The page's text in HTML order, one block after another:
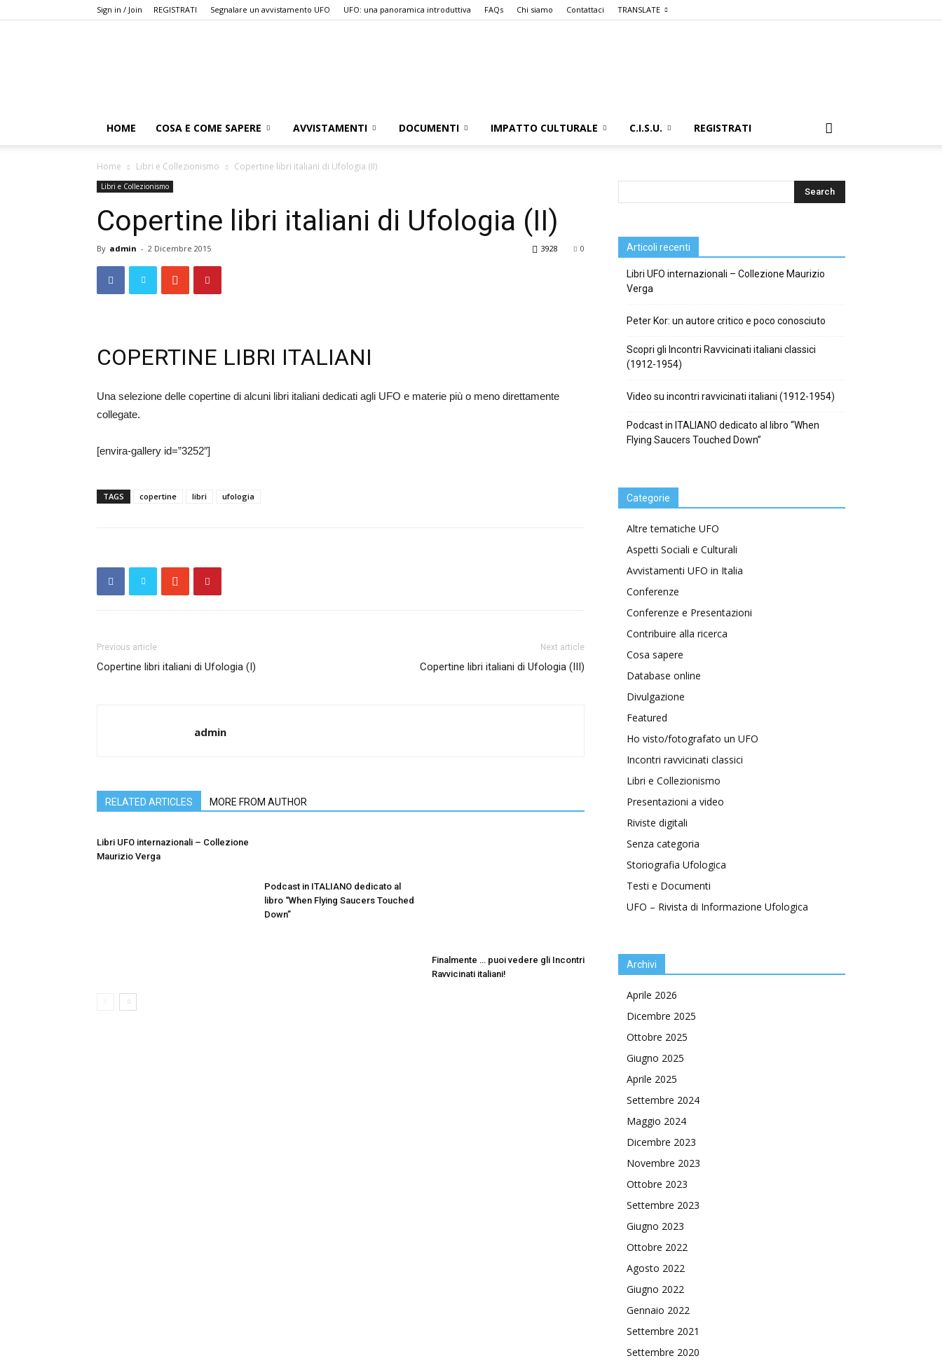
Sign in / Join REGISTRATI Segnalare un avvistamento UFO UFO: una panoramica introduttiva FAQs Chi siamo Contattaci TRANSLATE
HOME COSA E COME SAPERE AVVISTAMENTI DOCUMENTI IMPATTO CULTURALE C.I.S.U. REGISTRATI
Home Libri e Collezionismo Copertine libri italiani di Ufologia (II)
Libri e Collezionismo
Copertine libri italiani di Ufologia (II)
By admin - 2 Dicembre 2015 0
3928
COPERTINE LIBRI ITALIANI
Una selezione delle copertine di alcuni libri italiani dedicati agli UFO e materie più o meno direttamente
collegate.
[envira-gallery id=”3252″]
TAGS copertine libri ufologia
Previous article
Copertine libri italiani di Ufologia (I)
Next article
Copertine libri italiani di Ufologia (III)
admin
RELATED ARTICLES MORE FROM AUTHOR
Libri UFO internazionali – Collezione
Maurizio Verga
Podcast in ITALIANO dedicato al
libro “When Flying Saucers Touched
Down”
Finalmente … puoi vedere gli Incontri
Ravvicinati italiani!
Articoli recenti
Libri UFO internazionali – Collezione Maurizio
Verga
Peter Kor: un autore critico e poco conosciuto
Scopri gli Incontri Ravvicinati italiani classici
(1912-1954)
Video su incontri ravvicinati italiani (1912-1954)
Podcast in ITALIANO dedicato al libro “When
Flying Saucers Touched Down”
Categorie
Altre tematiche UFO
Aspetti Sociali e Culturali
Avvistamenti UFO in Italia
Conferenze
Conferenze e Presentazioni
Contribuire alla ricerca
Cosa sapere
Database online
Divulgazione
Featured
Ho visto/fotografato un UFO
Incontri ravvicinati classici
Libri e Collezionismo
Presentazioni a video
Riviste digitali
Senza categoria
Storiografia Ufologica
Testi e Documenti
UFO – Rivista di Informazione Ufologica
Archivi
Aprile 2026
Dicembre 2025
Ottobre 2025
Giugno 2025
Aprile 2025
Settembre 2024
Maggio 2024
Dicembre 2023
Novembre 2023
Ottobre 2023
Settembre 2023
Giugno 2023
Ottobre 2022
Agosto 2022
Giugno 2022
Gennaio 2022
Settembre 2021
Settembre 2020